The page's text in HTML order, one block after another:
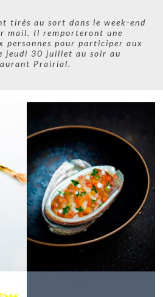
tirés au sort dans le week-end
mail. Il remporteront une
personnes pour participer aux
jeudi 30 juillet au soir au
Prairial.